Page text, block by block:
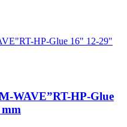
WAVE”RT-HP-Glue
mm